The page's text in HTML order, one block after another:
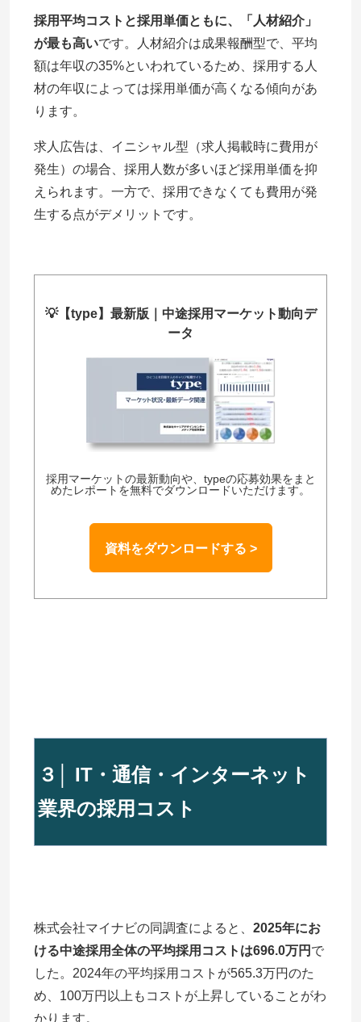
採用平均コストと採用単価ともに、「人材紹介」
が最も高いです。人材紹介は成果報酬型で、平均
額は年収の35%といわれているため、採用する人
材の年収によっては採用単価が高くなる傾向があ
ります。
求人広告は、イニシャル型（求人掲載時に費用が
発生）の場合、採用人数が多いほど採用単価を抑
えられます。一方で、採用できなくても費用が発
生する点がデメリットです。
💡【type】最新版｜中途採用マーケット動向デ
ータ
採用マーケットの最新動向や、typeの応募効果をまと
めたレポートを無料でダウンロードいただけます。
資料をダウンロードする >
３│ IT・通信・インターネット
業界の採用コスト
株式会社マイナビの同調査によると、 2025年にお
ける中途採用全体の平均採用コストは696.0万円 で
した。2024年の平均採用コストが565.3万円のた
め、100万円以上もコストが上昇していることがわ
かります。